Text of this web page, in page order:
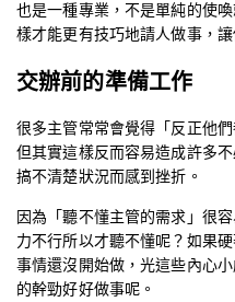
也是一種專業，不是單純的使
樣才能更有技巧地請人做事，
交辦前的準備工作
很多主管常常會覺得「反正他
但其實這樣反而容易造成許多
搞不清楚狀況而感到挫折。
因為「聽不懂主管的需求」很
力不行所以才聽不懂呢？如果
事情還沒開始做，光這些內心
的幹勁好好做事呢。